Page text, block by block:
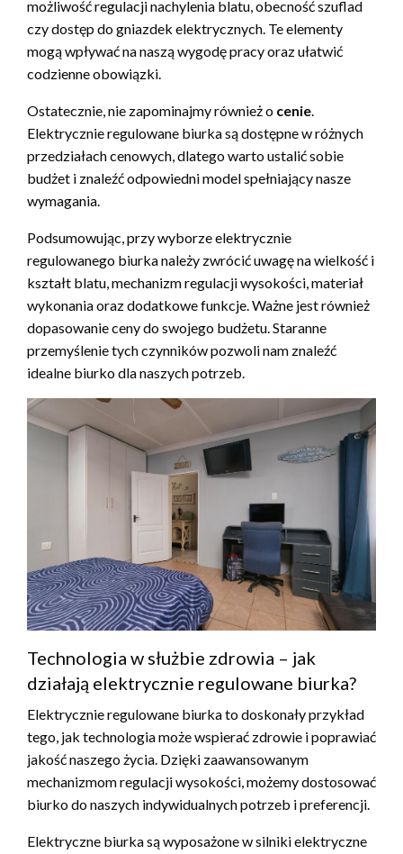
możliwość regulacji nachylenia blatu, obecność szuflad
czy dostęp do gniazdek elektrycznych. Te elementy
mogą wpływać na naszą wygodę pracy oraz ułatwić
codzienne obowiązki.
Ostatecznie, nie zapominajmy również o cenie
Elektrycznie regulowane biurka są dostępne w różnych
przedziałach cenowych, dlatego warto ustalić sobie
budżet i znaleźć odpowiedni model spełniający nasze
wymagania.
Podsumowując, przy wyborze elektrycznie
regulowanego biurka należy zwrócić uwagę na wielkość i
kształt blatu, mechanizm regulacji wysokości, materiał
wykonania oraz dodatkowe funkcje. Ważne jest również
dopasowanie ceny do swojego budżetu. Staranne
przemyślenie tych czynników pozwoli nam znaleźć
idealne biurko dla naszych potrzeb.
Technologia w służbie zdrowia – jak
działają elektrycznie regulowane biurka?
Elektrycznie regulowane biurka to doskonały przykład
tego, jak technologia może wspierać zdrowie i poprawiać
jakość naszego życia. Dzięki zaawansowanym
mechanizmom regulacji wysokości, możemy dostosować
biurko do naszych indywidualnych potrzeb i preferencji.
Elektryczne biurka są wyposażone w silniki elektryczne